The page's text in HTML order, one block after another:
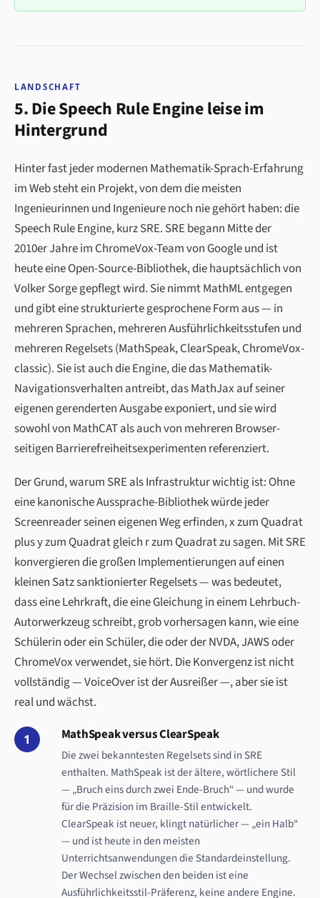
LANDSCHAFT
5. Die Speech Rule Engine leise im
Hintergrund
Hinter fast jeder modernen Mathematik-Sprach-Erfahrung
im Web steht ein Projekt, von dem die meisten
Ingenieurinnen und Ingenieure noch nie gehört haben: die
Speech Rule Engine, kurz SRE. SRE begann Mitte der
2010er Jahre im ChromeVox-Team von Google und ist
heute eine Open-Source-Bibliothek, die hauptsächlich von
Volker Sorge gepflegt wird. Sie nimmt MathML entgegen
und gibt eine strukturierte gesprochene Form aus — in
mehreren Sprachen, mehreren Ausführlichkeitsstufen und
mehreren Regelsets (MathSpeak, ClearSpeak, ChromeVox-
classic). Sie ist auch die Engine, die das Mathematik-
Navigationsverhalten antreibt, das MathJax auf seiner
eigenen gerenderten Ausgabe exponiert, und sie wird
sowohl von MathCAT als auch von mehreren Browser-
seitigen Barrierefreiheitsexperimenten referenziert.
Der Grund, warum SRE als Infrastruktur wichtig ist: Ohne
eine kanonische Aussprache-Bibliothek würde jeder
Screenreader seinen eigenen Weg erfinden,x zum Quadrat
plus y zum Quadrat gleich r zum Quadratzu sagen. Mit SRE
konvergieren die großen Implementierungen auf einen
kleinen Satz sanktionierter Regelsets — was bedeutet,
dass eine Lehrkraft, die eine Gleichung in einem Lehrbuch-
Autorwerkzeug schreibt, grob vorhersagen kann, wie eine
Schülerin oder ein Schüler, die oder der NVDA, JAWS oder
ChromeVox verwendet, sie hört. Die Konvergenz ist nicht
vollständig — VoiceOver ist der Ausreißer —, aber sie ist
real und wächst.
1 MathSpeak versus ClearSpeak
Die zwei bekanntesten Regelsets sind in SRE
enthalten. MathSpeak ist der ältere, wörtlichere Stil
— „Bruch eins durch zwei Ende-Bruch“ — und wurde
für die Präzision im Braille-Stil entwickelt.
ClearSpeak ist neuer, klingt natürlicher — „ein Halb“
— und ist heute in den meisten
Unterrichtsanwendungen die Standardeinstellung.
Der Wechsel zwischen den beiden ist eine
Ausführlichkeitsstil-Präferenz, keine andere Engine.